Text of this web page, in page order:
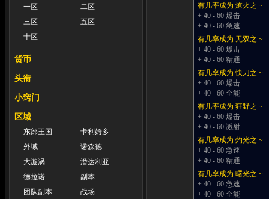
一区
二区
三区
五区
十区
货币
头衔
小窍门
区域
东部王国
卡利姆多
外域
诺森德
大漩涡
潘达利亚
德拉诺
副本
团队副本
战场
有几率成为 燎火之 ~
+ 40 - 60 爆击
+ 40 - 60 急速
有几率成为 无双之 ~
+ 40 - 60 爆击
+ 40 - 60 精通
有几率成为 快刀之 ~
+ 40 - 60 爆击
+ 40 - 60 全能
有几率成为 狂野之 ~
+ 40 - 60 爆击
+ 40 - 60 溅射
有几率成为 灼光之 ~
+ 40 - 60 急速
+ 40 - 60 精通
有几率成为 曙光之 ~
+ 40 - 60 急速
+ 40 - 60 全能